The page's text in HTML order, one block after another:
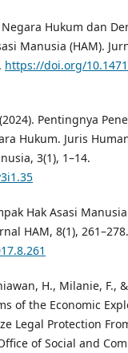
Hukum dan
Manusia (HAM).
https://doi.org/
Pentingnya
Hukum. Juris
3(1), 1–14.
Hak Asasi
HAM, 8(1), 261–278.
H., Milanie, F.,
of the Economic
Legal Protection
of Social and